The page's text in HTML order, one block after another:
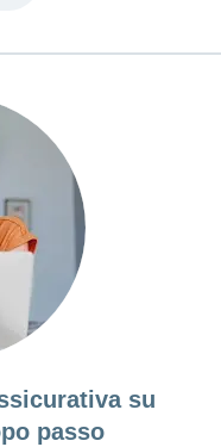
su
passo